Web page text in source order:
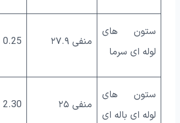
ستون های
لوله ای سرما
منفی ۲۷.۹ 0.25
ستون های
لوله ای باله ای
منفی ۲۵ 2.30